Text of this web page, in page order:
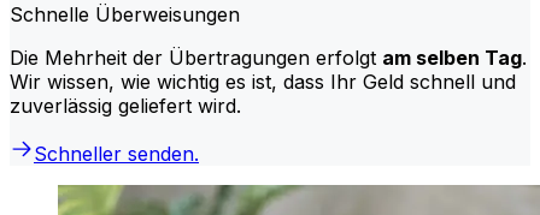
Schnelle Überweisungen
Die Mehrheit der Übertragungen erfolgt am selben Tag.
Wir wissen, wie wichtig es ist, dass Ihr Geld schnell und
zuverlässig geliefert wird.
Schneller senden.